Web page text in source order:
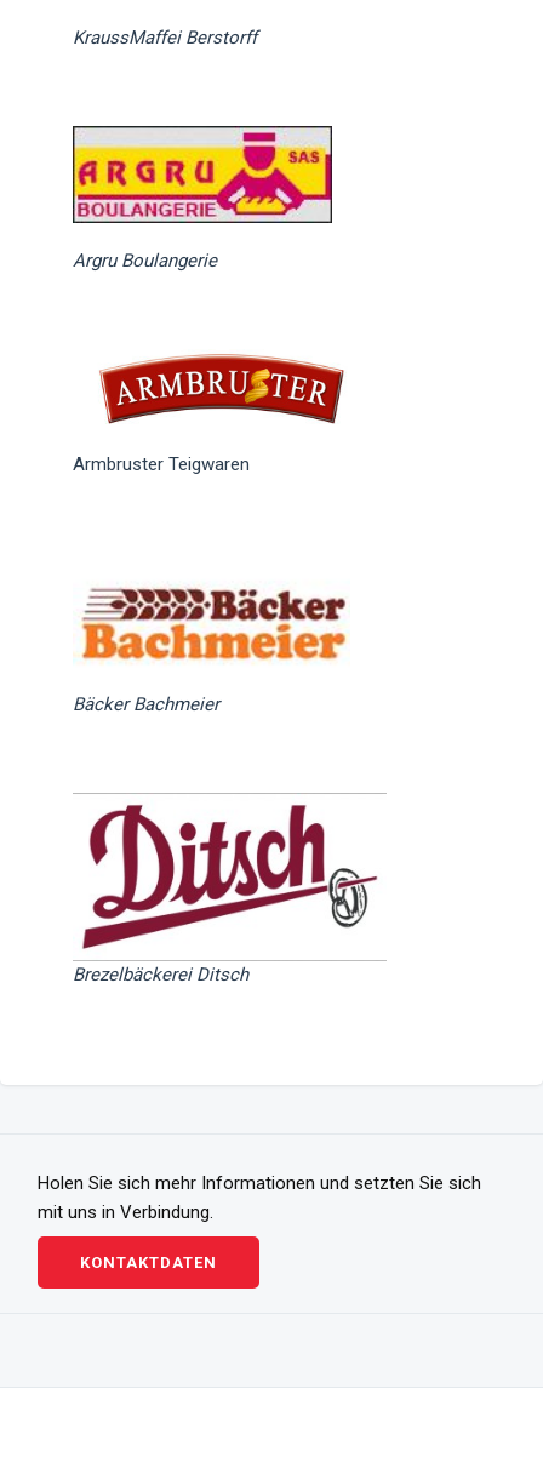
KraussMaffei Berstorff
Argru Boulangerie
Armbruster Teigwaren
Bäcker Bachmeier
Brezelbäckerei Ditsch
Holen Sie sich mehr Informationen und setzten Sie sich
mit uns in Verbindung.
KONTAKTDATEN